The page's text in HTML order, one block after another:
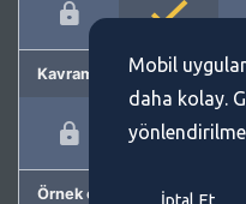
Kavram önerme
Örnek cümleler
Mobil
daha kolay.
İptal Et